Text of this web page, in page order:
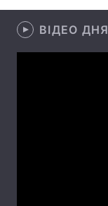
Зброя
Здоров'я
ВІДЕО ДНЯ